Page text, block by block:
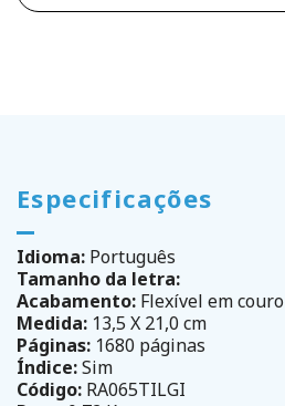
Especificações
Idioma: Português
Tamanho da letra:
Acabamento: Flexível em couro
Medida: 13,5 X 21,0 cm
Páginas: 1680 páginas
Índice:Sim
Código: RA065TILGI